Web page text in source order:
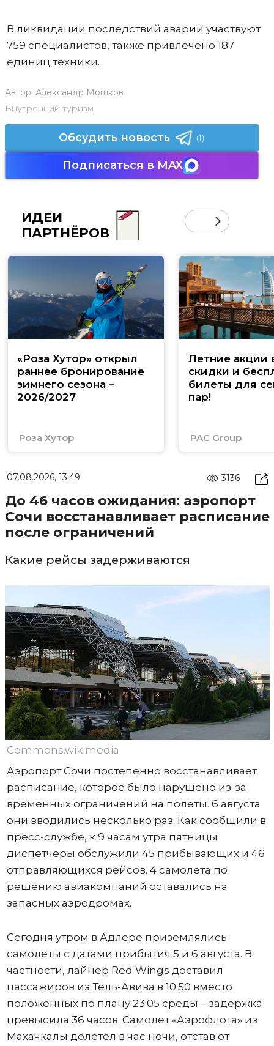
В ликвидации последствий аварии участвуют
759 специалистов, также привлечено 187
единиц техники.
Автор: Александр Мошков
Внутренний туризм
Обсудить новость (1)
Подписаться в MAX
ИДЕИ
ПАРТНЁРОВ
«Роза Хутор» открыл
раннее бронирование
зимнего сезона –
2026/2027
Роза Хутор
Летние акции
скидки и
билеты для
пар!
PAC Group
07.08.2026, 13:49 3136
До 46 часов ожидания: аэропорт
Сочи восстанавливает расписание
после ограничений
Какие рейсы задерживаются
Commons.wikimedia
Аэропорт Сочи постепенно восстанавливает
расписание, которое было нарушено из-за
временных ограничений на полеты. 6 августа
они вводились несколько раз. Как сообщили в
пресс-службе, к 9 часам утра пятницы
диспетчеры обслужили 45 прибывающих и 46
отправляющихся рейсов. 4 самолета по
решению авиакомпаний оставались на
запасных аэродромах.
Сегодня утром в Адлере приземлялись
самолеты с датами прибытия 5 и 6 августа. В
частности, лайнер Red Wings доставил
пассажиров из Тель-Авива в 10:50 вместо
положенных по плану 23:05 среды – задержка
превысила 36 часов. Самолет «Аэрофлота» из
Махачкалы долетел в час ночи, отстав от